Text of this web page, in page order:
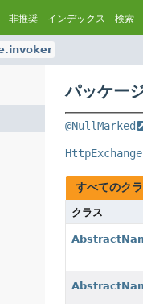
非推奨 インデックス 検索
パッケ
@NullMarked
HttpExchange
すべてのク
クラス